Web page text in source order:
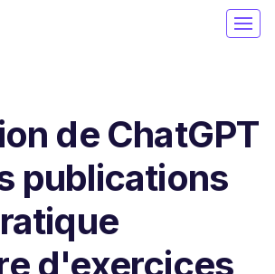
de ChatGPT
publications
d'exercices